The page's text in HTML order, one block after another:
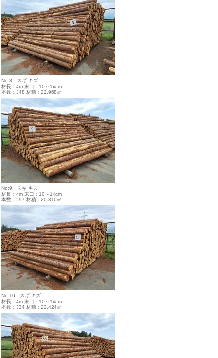
No:8 スギ キズ
材長：4m 末口：10～14cm
本数：348 材積：22.968㎥
No:9 スギ キズ
材長：4m 末口：10～14cm
本数：297 材積：20.310㎥
No:10 スギ キズ
材長：4m 末口：10～14cm
本数：334 材積：22.424㎥